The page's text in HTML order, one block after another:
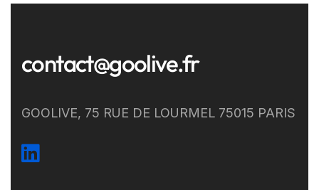
contact@goolive.fr
GOOLIVE, 75 RUE DE LOURMEL 75015 PARIS